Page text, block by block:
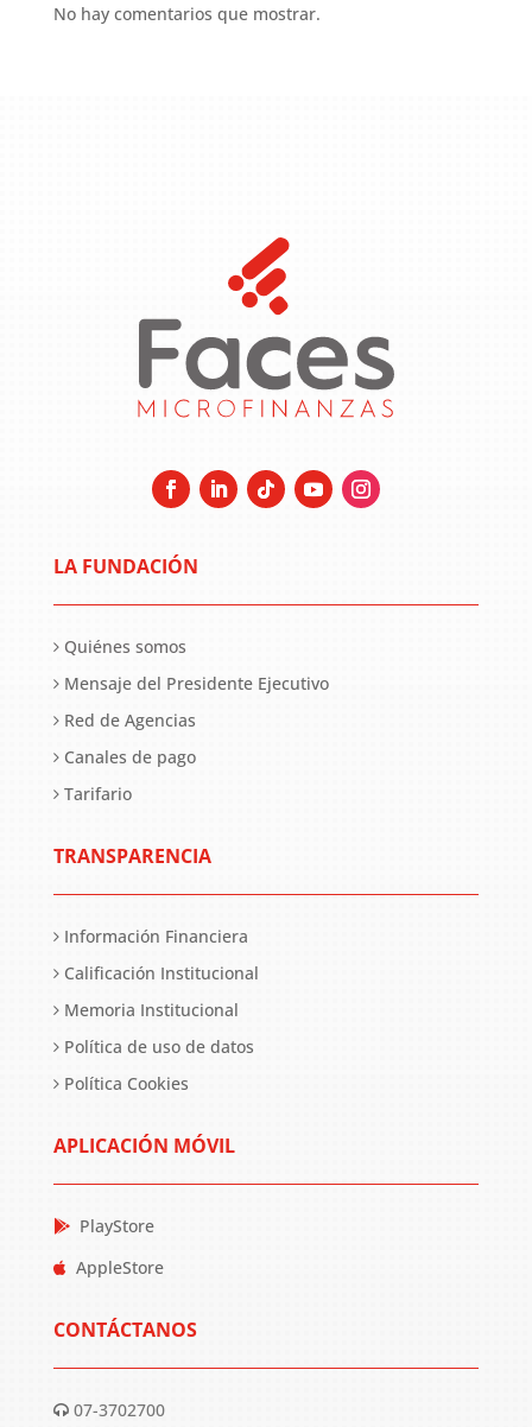
No hay comentarios que mostrar.
LA FUNDACIÓN
Quiénes somos
Mensaje del Presidente Ejecutivo
Red de Agencias
Canales de pago
Tarifario
TRANSPARENCIA
Información Financiera
Calificación Institucional
Memoria Institucional
Política de uso de datos
Política Cookies
APLICACIÓN MÓVIL
PlayStore
AppleStore
CONTÁCTANOS
07-3702700